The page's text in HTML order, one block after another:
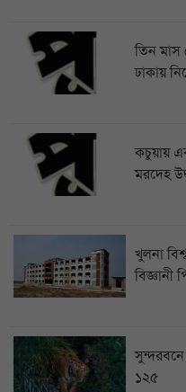
তিন মাস
ঢাকায়
কচুয়ায়
মরদেহ
খুলনা
বিজ্ঞানী
সুন্দরবনে
১২৫